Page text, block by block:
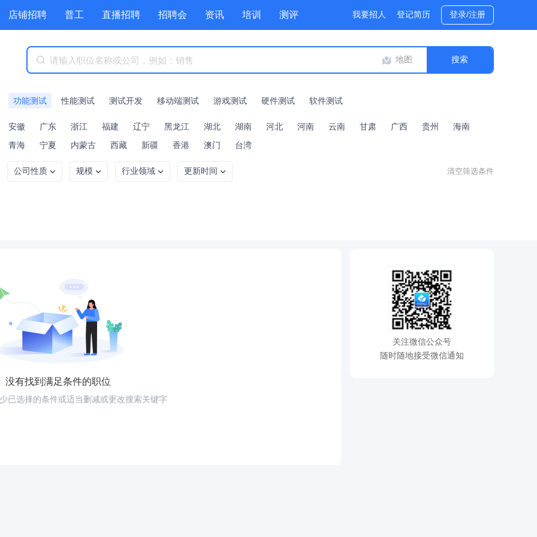
店铺招聘 普工 直播招聘 招聘会 资讯 培训 测评
商城 附近职位 工具箱 赏金招聘
我要招人 登记简历 登录/注册
地图
功能测试 性能测试 测试开发 移动端测试 游戏测试 硬件测试 软件测试
安徽 广东 浙江 福建 辽宁 黑龙江 湖北 湖南 河北 河南 云南 甘肃 广西 贵州
海南
青海 宁夏 内蒙古 西藏 新疆 香港 澳门 台湾
公司性质 规模 行业领域 更新时间 清空筛选条件
没有找到满足条件的职位
已选择的条件或适当删减或更改搜索关键字
关注微信公众号
随时随地接受微信通知